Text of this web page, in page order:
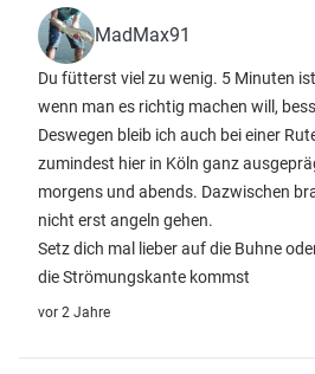
MadMax91
Du fütterst viel zu wenig. 5 Minuten
wenn man es richtig machen will,
Deswegen bleib ich auch bei einer
zumindest hier in Köln ganz
morgens und abends. Dazwischen
nicht erst angeln gehen.
Setz dich mal lieber auf die Buhne
die Strömungskante kommst
vor 2 Jahre